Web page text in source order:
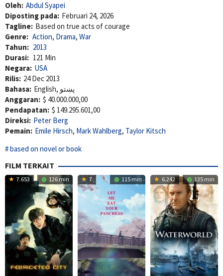
Oleh: Abdul Syapei
Diposting pada: Februari 24, 2026
Tagline: Based on true acts of courage
Genre: Action, Drama, War
Tahun: 2013
Durasi: 121 Min
Negara: USA
Rilis: 24 Dec 2013
Bahasa:
English, پښتو
Anggaran: $ 40.000.000,00
Pendapatan: $ 149.295.601,00
Direksi: Peter Berg
Pemain: Emile Hirsch, Mark Wahlberg, Taylor Kitsch
based on novel or book
FILM TERKAIT
7.653 126 min 7 115 min 6.242 135 min